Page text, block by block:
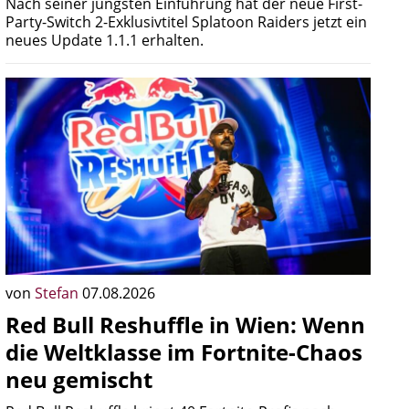
Party-Switch 2-Exklusivtitel Splatoon Raiders jetzt ein
neues Update 1.1.1 erhalten.
von Stefan 07.08.2026
Red Bull Reshuffle in Wien: Wenn
die Weltklasse im Fortnite-Chaos
neu gemischt